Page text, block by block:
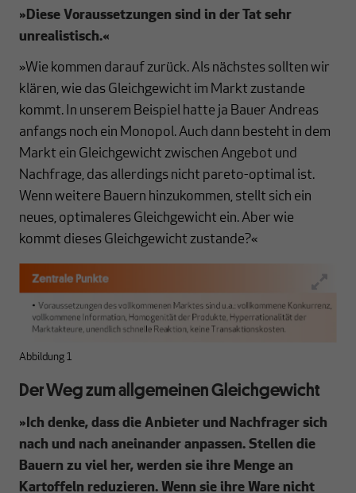
» Diese Voraussetzungen sind in der Tat sehr
unrealistisch.«
»Wie kommen darauf zurück. Als nächstes sollten wir
klären, wie das Gleichgewicht im Markt zustande
kommt. In unserem Beispiel hatte ja Bauer Andreas
anfangs noch ein Monopol. Auch dann besteht in dem
Markt ein Gleichgewicht zwischen Angebot und
Nachfrage, das allerdings nicht pareto-optimal ist.
Wenn weitere Bauern hinzukommen, stellt sich ein
neues, optimaleres Gleichgewicht ein. Aber wie
kommt dieses Gleichgewicht zustande?«
Abbildung 1
Der Weg zum allgemeinen Gleichgewicht
»Ich denke, dass die Anbieter und Nachfrager sich
nach und nach aneinander anpassen. Stellen die
Bauern zu viel her, werden sie ihre Menge an
Kartoffeln reduzieren. Wenn sie ihre Ware nicht